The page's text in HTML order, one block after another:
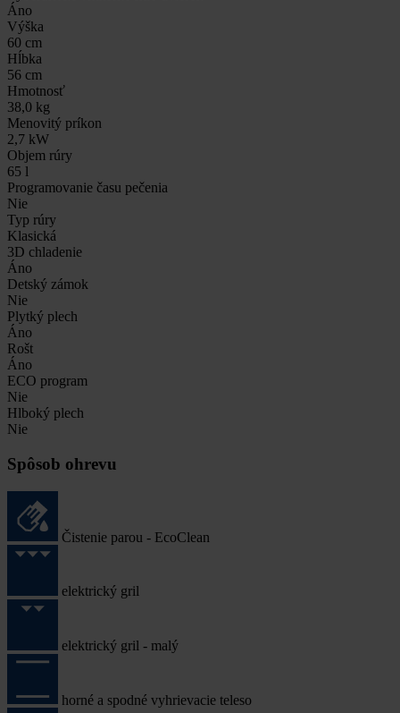
Áno
Výška
60 cm
Hĺbka
56 cm
Hmotnosť
38,0 kg
Menovitý príkon
2,7 kW
Objem rúry
65 l
Programovanie času pečenia
Nie
Typ rúry
Klasická
3D chladenie
Áno
Detský zámok
Nie
Plytký plech
Áno
Rošt
Áno
ECO program
Nie
Hlboký plech
Nie
Spôsob ohrevu
Čistenie parou - EcoClean
elektrický gril
elektrický gril - malý
horné a spodné vyhrievacie teleso